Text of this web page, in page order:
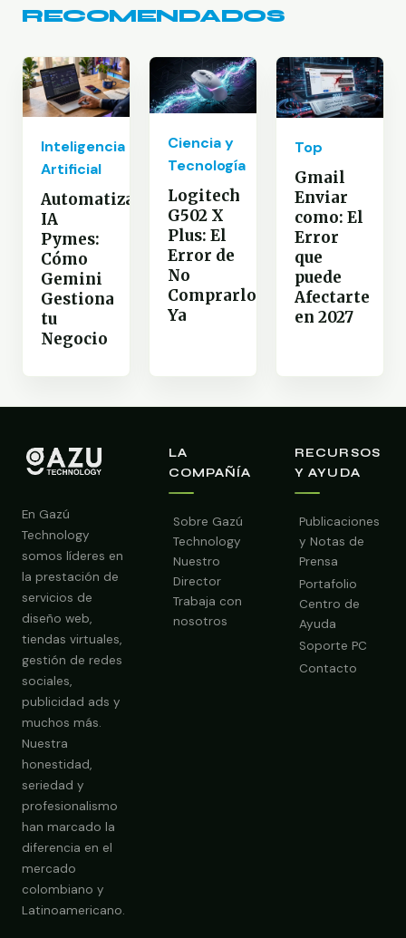
RECOMENDADOS
Inteligencia
Artificial
Automatización
IA
Pymes:
Cómo
Gemini
Gestiona
tu
Negocio
Ciencia y
Tecnología
Logitech
G502 X
Plus: El
Error de
No
Comprarlo
Ya
Top
Gmail
Enviar
como: El
Error
que
puede
Afectarte
en 2027
En Gazú
Technology
somos líderes en
la prestación de
servicios de
diseño web,
tiendas virtuales,
gestión de redes
sociales,
publicidad ads y
muchos más.
Nuestra
honestidad,
seriedad y
profesionalismo
han marcado la
diferencia en el
mercado
colombiano y
Latinoamericano.
LA
COMPAÑÍA
Sobre Gazú
Technology
Nuestro
Director
Trabaja con
nosotros
RECURSOS
Y AYUDA
Publicaciones
y Notas de
Prensa
Portafolio
Centro de
Ayuda
Soporte PC
Contacto